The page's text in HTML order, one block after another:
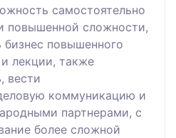
самостоятельно
повышенной сложности,
повышенного
лекции, также
вести
коммуникацию и
партнерами, с
более сложной